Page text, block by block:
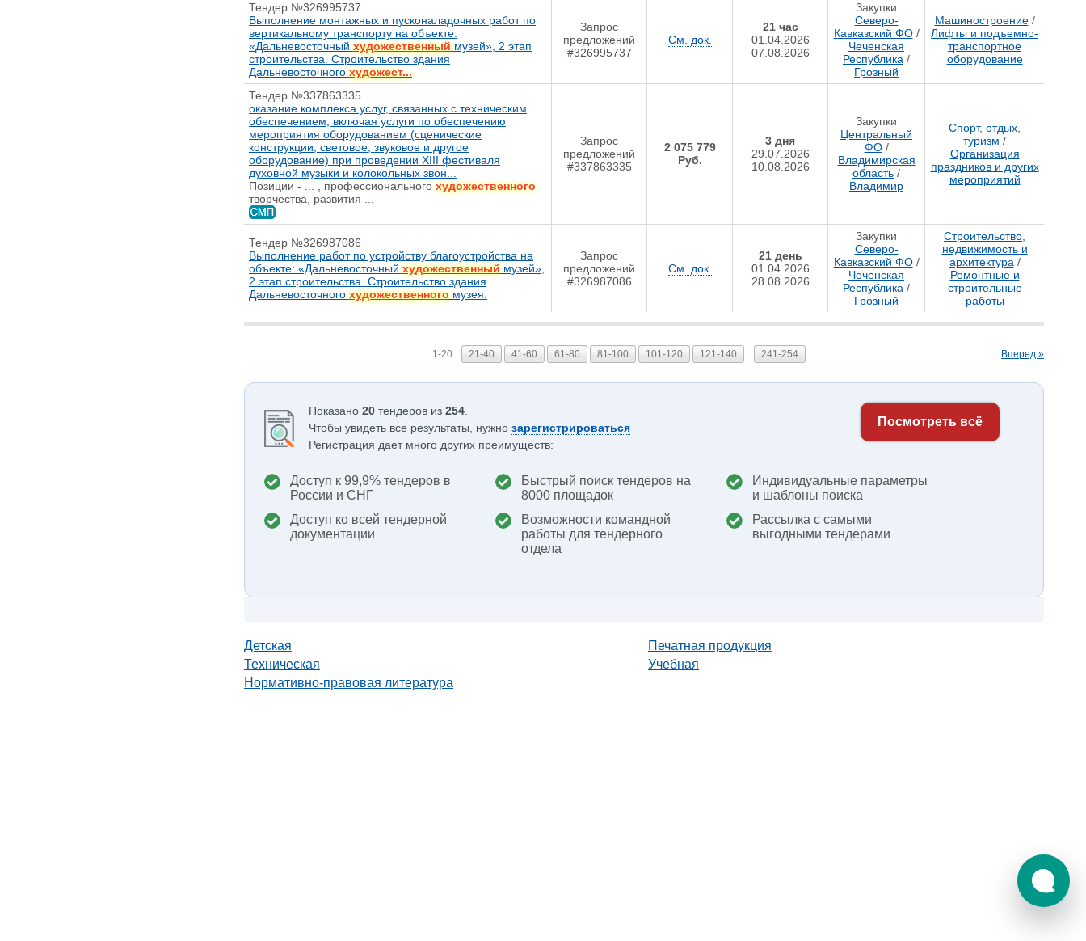
Тендер №326995737
Выполнение монтажных и пусконаладочных работ по
вертикальному транспорту на объекте:
«Дальневосточныйхудожественныймузей», 2 этап
строительства. Строительство здания
Дальневосточногохудожест...
Запрос
предложений
#326995737
См. док.
21 час
01.04.2026
07.08.2026
Закупки
Северо-
Кавказский ФО/
Чеченская
Республика /
Грозный
Машиностроение/
Лифты и подъемно-
транспортное
оборудование
Тендер №337863335
оказание комплекса услуг, связанных с техническим
обеспечением, включая услуги по обеспечению
мероприятия оборудованием (сценические
конструкции, световое, звуковое и другое
оборудование) при проведении XIII фестиваля
духовной музыки и колокольных звон...
Позиции - ... , профессиональногохудожественного
творчества, развития ...
Запрос
предложений
#337863335
2 075 779
Руб.
3 дня
29.07.2026
10.08.2026
Закупки
Центральный
ФО/
Владимирская
область /
Владимир
Спорт, отдых,
туризм /
Организация
праздников и других
мероприятий
Тендер №326987086
Выполнение работ по устройству благоустройства на
объекте: «Дальневосточныйхудожественныймузей»,
2 этап строительства. Строительство здания
Дальневосточногохудожественногомузея.
Запрос
предложений
#326987086
См. док.
21 день
01.04.2026
28.08.2026
Закупки
Северо-
Кавказский ФО/
Чеченская
Республика /
Грозный
Строительство,
недвижимость и
архитектура /
Ремонтные и
строительные
работы
1-20 21-40 41-60 61-80 81-100 101-120 121-140 ... 241-254 Вперед »
Показано 20 тендеров из 254
Чтобы увидеть все результаты, нужно зарегистрироваться
Регистрация дает много других преимуществ:
Посмотреть всё
Доступ к 99,9% тендеров в
России и СНГ
Быстрый поиск тендеров на
8000 площадок
Индивидуальные параметры
и шаблоны поиска
Доступ ко всей тендерной
документации
Возможности командной
работы для тендерного
отдела
Рассылка с самыми
выгодными тендерами
Детская
Печатная продукция
Техническая
Учебная
Нормативно-правовая литература